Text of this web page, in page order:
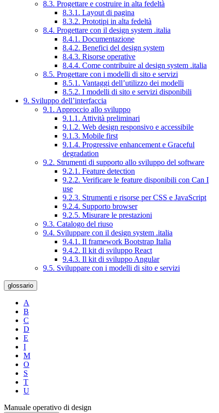
8.3. Progettare e costruire in alta fedeltà
8.3.1. Layout di pagina
8.3.2. Prototipi in alta fedeltà
8.4. Progettare con il design system .italia
8.4.1. Documentazione
8.4.2. Benefici del design system
8.4.3. Risorse operative
8.4.4. Come contribuire al design system .italia
8.5. Progettare con i modelli di sito e servizi
8.5.1. Vantaggi dell’utilizzo dei modelli
8.5.2. I modelli di sito e servizi disponibili
9. Sviluppo dell’interfaccia
9.1. Approccio allo sviluppo
9.1.1. Attività preliminari
9.1.2. Web design responsivo e accessibile
9.1.3. Mobile first
9.1.4. Progressive enhancement e Graceful
degradation
9.2. Strumenti di supporto allo sviluppo del software
9.2.1. Feature detection
9.2.2. Verificare le feature disponibili con Can I
use
9.2.3. Strumenti e risorse per CSS e JavaScript
9.2.4. Supporto browser
9.2.5. Misurare le prestazioni
9.3. Catalogo del riuso
9.4. Sviluppare con il design system .italia
9.4.1. Il framework Bootstrap Italia
9.4.2. Il kit di sviluppo React
9.4.3. Il kit di sviluppo Angular
9.5. Sviluppare con i modelli di sito e servizi
glossario
A
B
C
D
E
I
M
O
S
T
U
Manuale operativo di design